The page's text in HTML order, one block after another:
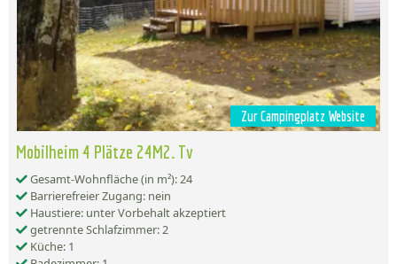
Zur Campingplatz Website
Mobilheim 4 Plätze 24M2. Tv
Gesamt-Wohnfläche (in m²): 24
Barrierefreier Zugang: nein
Haustiere: unter Vorbehalt akzeptiert
getrennte Schlafzimmer: 2
Küche: 1